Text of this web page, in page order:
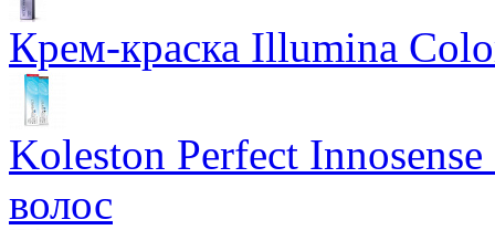
Крем-краска Illumina
Koleston Perfect Innosense
волос